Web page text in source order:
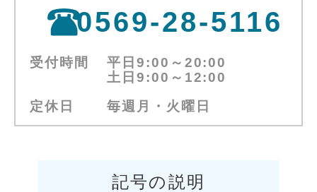
0569-28-5116
受付時間
平日9:00～20:00
土日9:00～12:00
定休日
毎週月・火曜日
記号の説明